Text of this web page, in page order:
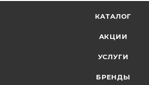
КАТАЛОГ
АКЦИИ
УСЛУГИ
БРЕНДЫ